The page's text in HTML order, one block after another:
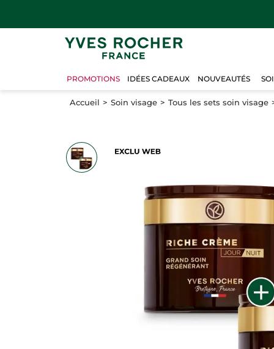
PROMOTIONS IDÉES CADEAUX NOUVEAUTÉS
Accueil Soin visage Tous les sets soin visage